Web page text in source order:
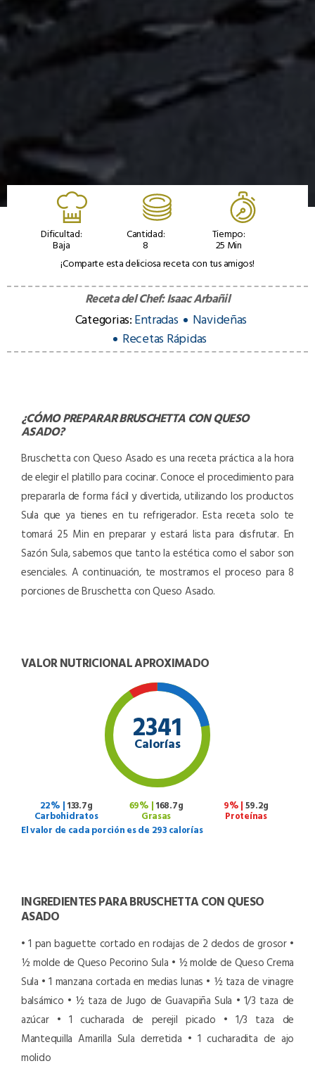
Dificultad:
Baja
Cantidad:
8
Tiempo:
25 Min
¡Comparte esta deliciosa receta con tus amigos!
Receta del Chef:Isaac Arbañil
Categorias:Entradas
Navideñas
Recetas Rápidas
¿CÓMO PREPARARBRUSCHETTA CON QUESO
ASADO?
Bruschetta con Queso Asado es una receta práctica a la hora
de elegir el platillo para cocinar. Conoce el procedimiento para
prepararla de forma fácil y divertida, utilizando los productos
Sula que ya tienes en tu refrigerador. Esta receta solo te
tomará 25 Min en preparar y estará lista para disfrutar. En
Sazón Sula, sabemos que tanto la estética como el sabor son
esenciales. A continuación, te mostramos el proceso para 8
porciones de Bruschetta con Queso Asado.
VALOR NUTRICIONAL APROXIMADO
2341
Calorías
22% | 133.7g
Carbohidratos
69% | 168.7g
Grasas
9% | 59.2g
Proteínas
El valor de cada porción es de 293 calorías
INGREDIENTES PARA BRUSCHETTA CON QUESO
ASADO
• 1 pan baguette cortado en rodajas de 2 dedos de grosor •
½ molde de Queso Pecorino Sula • ½ molde de Queso Crema
Sula • 1 manzana cortada en medias lunas • ½ taza de vinagre
balsámico • ½ taza de Jugo de Guavapiña Sula • 1/3 taza de
azúcar • 1 cucharada de perejil picado • 1/3 taza de
Mantequilla Amarilla Sula derretida • 1 cucharadita de ajo
molido